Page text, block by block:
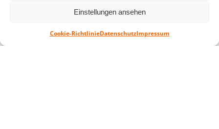
Einstellungen ansehen
Cookie-RichtlinieDatenschutzImpressum
Nahverkehr: Straßenbahn Linien 3, 4, 7, 8, 15